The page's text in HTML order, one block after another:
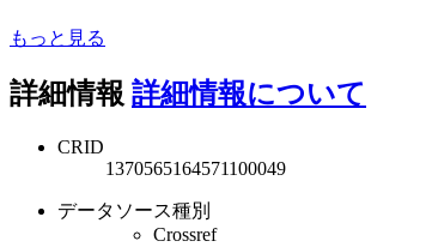
もっと見る
詳細情報 詳細情報について
CRID
1370565164571100049
データソース種別
Crossref